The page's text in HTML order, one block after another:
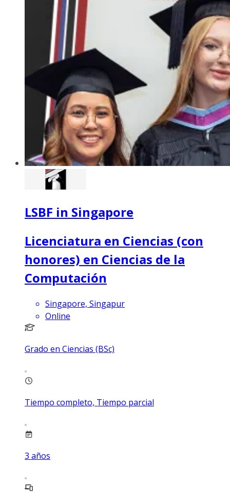
LSBF in Singapore
Licenciatura en Ciencias (con
honores) en Ciencias de la
Computación
Singapore, Singapur
Online
Grado en Ciencias (BSc)
Tiempo completo, Tiempo parcial
3 años